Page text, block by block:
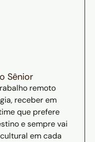
Sênior
remoto
receber em
que prefere
e sempre vai
em cada